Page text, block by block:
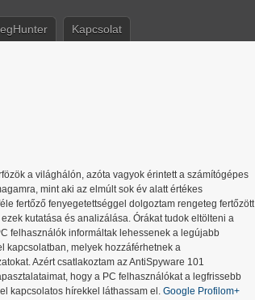
Kapcsolat
a világhálón, azóta vagyok érintett a számítógépes
mint aki az elmúlt sok év alatt értékes
fertőző fenyegetettséggel dolgoztam rengeteg fertőzött
kutatása és analizálása. Órákat tudok eltölteni a
felhasználók informáltak lehessenek a legújabb
kapcsolatban, melyek hozzáférhetnek a
Azért csatlakoztam az AntiSpyware 101
hogy a PC felhasználókat a legfrissebb
kapcsolatos hírekkel láthassam el. Google Profilom+